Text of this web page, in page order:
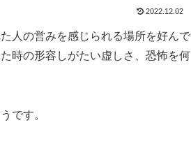
2022.12.02
人の営みを感じられる場所を好んで
時の形容しがたい虚しさ、恐怖を何
です。